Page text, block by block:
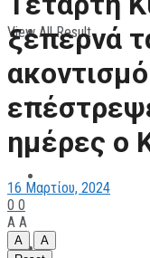
ΠΑΡΑΘΛΗΤΙΣΜΟΣ
ΜΗΧΑΝΟΚΙΝΗΤΑ
ΠΑΝΕΠΙΣΤΗΜΙΑΚΟΣ
View All Result
ξεπερνά
ημέρες ο
16 Μαρτίου, 2024
0 0
A A
A
A